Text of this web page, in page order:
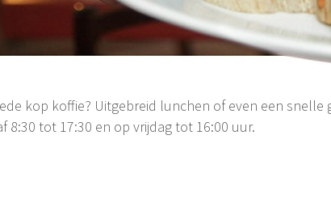
kop koffie? Uitgebreid lunchen of even een snelle
8:30 tot 17:30 en op vrijdag tot 16:00 uur.